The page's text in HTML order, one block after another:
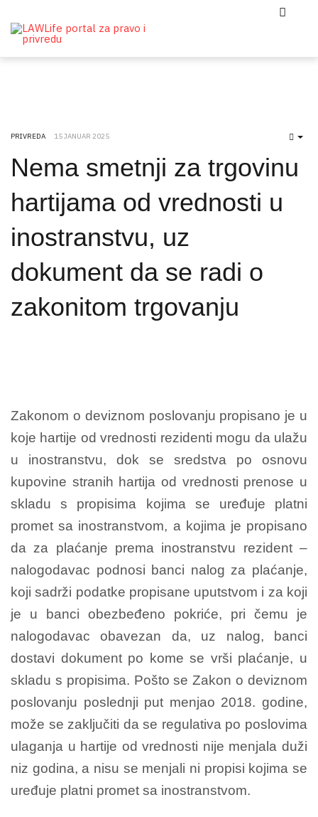
PRIVREDA 15 JANUAR 2025
Nema smetnji za trgovinu
hartijama od vrednosti u
inostranstvu, uz
dokument da se radi o
zakonitom trgovanju
Zakonom o deviznom poslovanju propisano je u
koje hartije od vrednosti rezidenti mogu da ulažu
u inostranstvu, dok se sredstva po osnovu
kupovine stranih hartija od vrednosti prenose u
skladu s propisima kojima se uređuje platni
promet sa inostranstvom, a kojima je propisano
da za plaćanje prema inostranstvu rezident –
nalogodavac podnosi banci nalog za plaćanje,
koji sadrži podatke propisane uputstvom i za koji
je u banci obezbeđeno pokriće, pri čemu je
nalogodavac obavezan da, uz nalog, banci
dostavi dokument po kome se vrši plaćanje, u
skladu s propisima. Pošto se Zakon o deviznom
poslovanju poslednji put menjao 2018. godine,
može se zaključiti da se regulativa po poslovima
ulaganja u hartije od vrednosti nije menjala duži
niz godina, a nisu se menjali ni propisi kojima se
uređuje platni promet sa inostranstvom.